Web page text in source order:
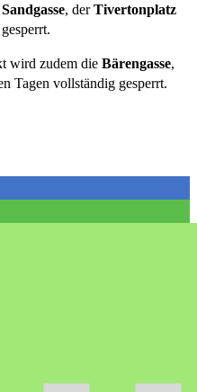
Sandgasse, derTivertonplatz
gesperrt.
wird zudem die Bärengasse,
Tagen vollständig gesperrt.